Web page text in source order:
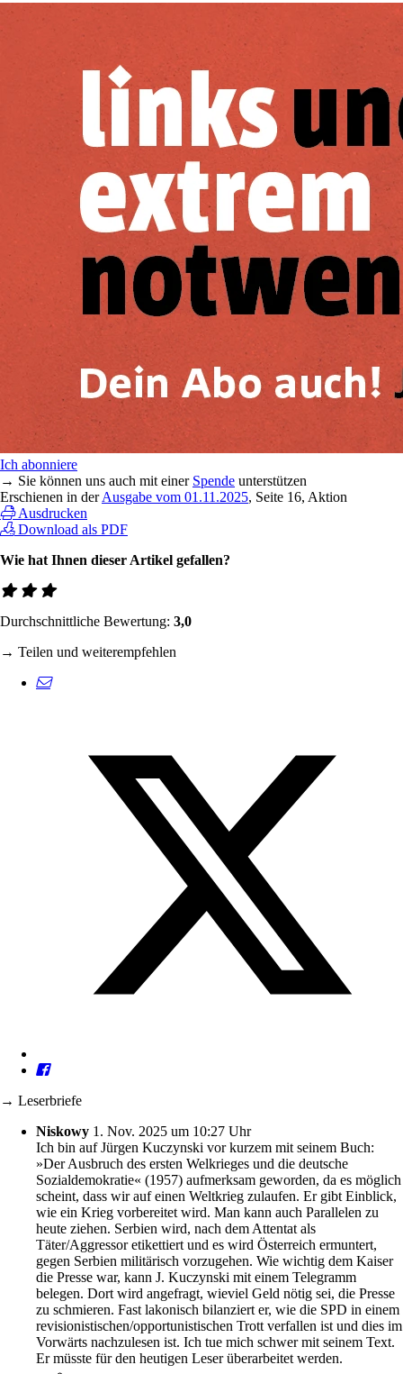
Ich abonniere
→ Sie können uns auch mit einer Spende unterstützen
Erschienen in derAusgabe vom 01.11.2025, Seite 16, Aktion
Ausdrucken
Download als PDF
Wie hat Ihnen dieser Artikel gefallen?
Durchschnittliche Bewertung: 3,0
→ Teilen und weiterempfehlen
→ Leserbriefe
Niskowy 1. Nov. 2025 um 10:27 Uhr
Ich bin auf Jürgen Kuczynski vor kurzem mit seinem Buch:
»Der Ausbruch des ersten Welkrieges und die deutsche
Sozialdemokratie« (1957) aufmerksam geworden, da es möglich
scheint, dass wir auf einen Weltkrieg zulaufen. Er gibt Einblick,
wie ein Krieg vorbereitet wird. Man kann auch Parallelen zu
heute ziehen. Serbien wird, nach dem Attentat als
Täter/Aggressor etikettiert und es wird Österreich ermuntert,
gegen Serbien militärisch vorzugehen. Wie wichtig dem Kaiser
die Presse war, kann J. Kuczynski mit einem Telegramm
belegen. Dort wird angefragt, wieviel Geld nötig sei, die Presse
zu schmieren. Fast lakonisch bilanziert er, wie die SPD in einem
revisionistischen/opportunistischen Trott verfallen ist und dies im
Vorwärts nachzulesen ist. Ich tue mich schwer mit seinem Text.
Er müsste für den heutigen Leser überarbeitet werden.